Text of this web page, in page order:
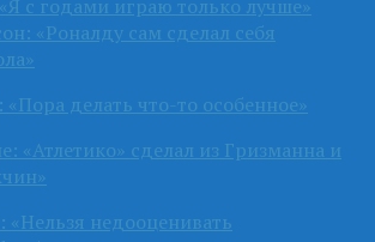
с годами играю только лучше»
«Роналду сам сделал себя
делать что-то особенное»
«Атлетико» сделал из Гризманна и
«Нельзя недооценивать